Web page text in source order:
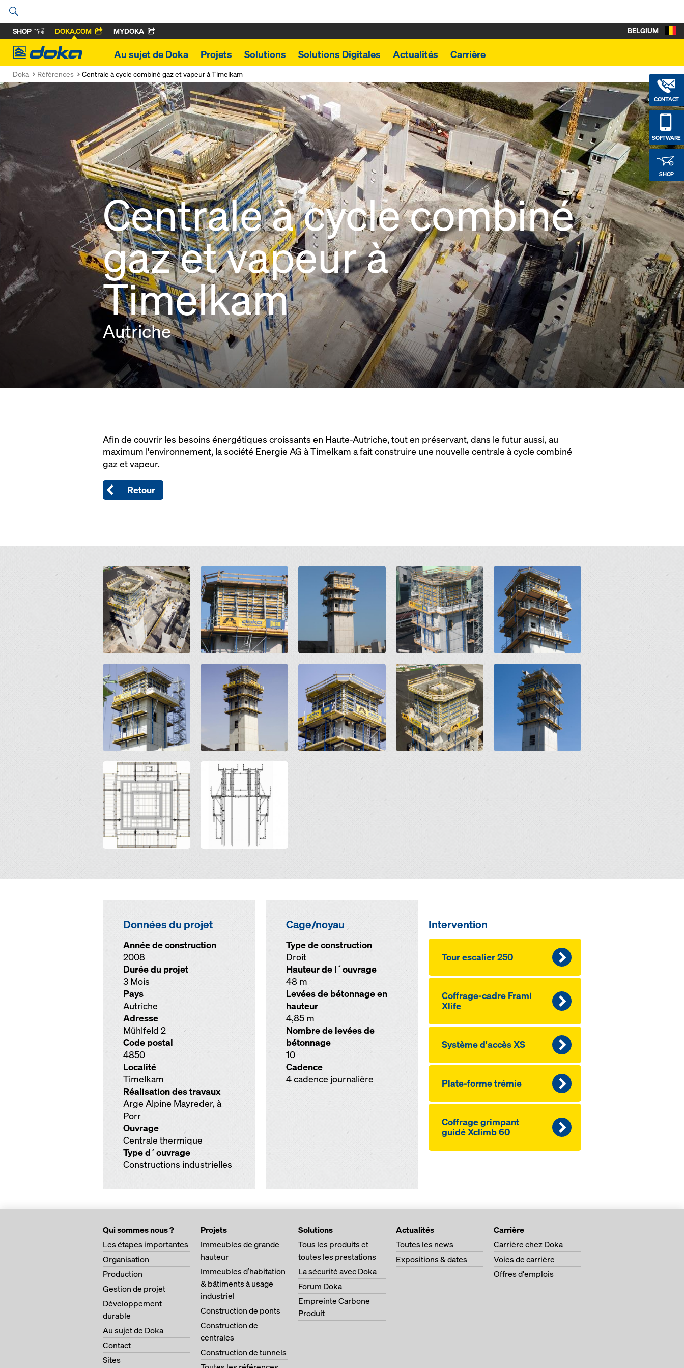
SHOP DOKA.COM MYDOKA
Doka
Au sujet de Doka Projets Solutions Solutions Digitales Actualités Carrière
CONTACT
SOFTWARE
SHOP
BELGIUM
Doka Références Centrale à cycle combiné gaz et vapeur à Timelkam
Centrale à cycle combiné
gaz et vapeur à
Timelkam
Autriche
Afin de couvrir les besoins énergétiques croissants en Haute-Autriche, tout en préservant, dans le futur aussi, au
maximum l'environnement, la société Energie AG à Timelkam a fait construire une nouvelle centrale à cycle combiné
gaz et vapeur.
Retour
Open Open Open Open Open
Open Open Open Open Open
Open Open
Données du projet
Année de construction
2008
Durée du projet
3 Mois
Pays
Autriche
Adresse
Mühlfeld 2
Code postal
4850
Localité
Timelkam
Réalisation des travaux
Arge Alpine Mayreder, à
Porr
Ouvrage
Centrale thermique
Type d´ouvrage
Constructions industrielles
Cage/noyau
Type de construction
Droit
Hauteur de l´ouvrage
48 m
Levées de bétonnage en
hauteur
4,85 m
Nombre de levées de
bétonnage
10
Cadence
4 cadence journalière
Intervention
Tour escalier 250
Coffrage-cadre Frami
Xlife
Système d'accès XS
Plate-forme trémie
Coffrage grimpant
guidé Xclimb 60
Qui sommes nous ?
Les étapes importantes
Organisation
Production
Gestion de projet
Développement
durable
Au sujet de Doka
Contact
Sites
Projets
Immeubles de grande
hauteur
Immeubles d’habitation
& bâtiments à usage
industriel
Construction de ponts
Construction de
centrales
Construction de tunnels
Solutions
Tous les produits et
toutes les prestations
La sécurité avec Doka
Forum Doka
Empreinte Carbone
Produit
Actualités
Toutes les news
Expositions & dates
Carrière
Carrière chez Doka
Voies de carrière
Offres d'emplois